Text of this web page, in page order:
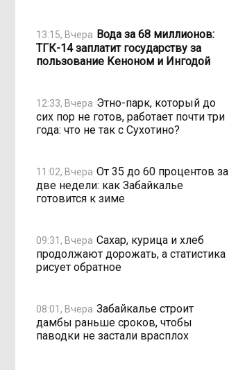
13:15, Вчера Вода за 68 миллионов:
ТГК-14 заплатит государству за
пользование Кеноном и Ингодой
12:33, Вчера Этно-парк, который до
сих пор не готов, работает почти три
года: что не так с Сухотино?
11:02, Вчера От 35 до 60 процентов за
две недели: как Забайкалье
готовится к зиме
09:31, Вчера Сахар, курица и хлеб
продолжают дорожать, а статистика
рисует обратное
08:01, Вчера Забайкалье строит
дамбы раньше сроков, чтобы
паводки не застали врасплох